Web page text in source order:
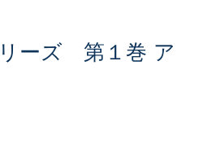
ーズ 第１巻 ア